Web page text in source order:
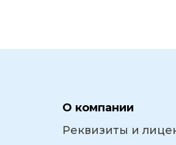
О компании
Реквизиты и